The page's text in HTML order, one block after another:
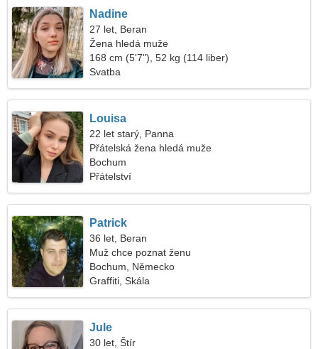
Nadine
27 let, Beran
Žena hledá muže
168 cm (5'7"), 52 kg (114 liber)
Svatba
Louisa
22 let starý, Panna
Přátelská žena hledá muže
Bochum
Přátelství
Patrick
36 let, Beran
Muž chce poznat ženu
Bochum, Německo
Graffiti, Skála
Jule
30 let, Štír